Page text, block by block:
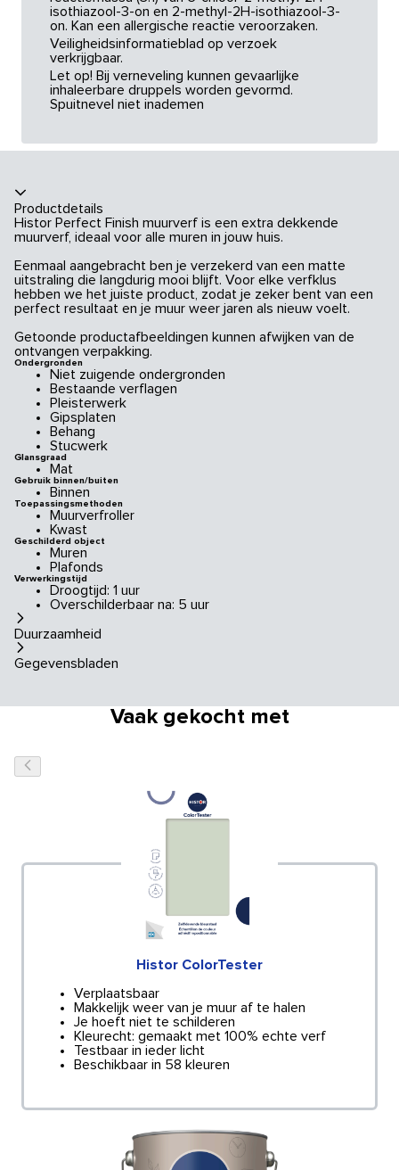
isothiazool-3-on en 2-methyl-2H-isothiazool-3-
on. Kan een allergische reactie veroorzaken.
Veiligheidsinformatieblad op verzoek
verkrijgbaar.
Let op! Bij verneveling kunnen gevaarlijke
inhaleerbare druppels worden gevormd.
Spuitnevel niet inademen
Productdetails
Histor Perfect Finish muurverf is een extra dekkende
muurverf, ideaal voor alle muren in jouw huis.
Eenmaal aangebracht ben je verzekerd van een matte
uitstraling die langdurig mooi blijft. Voor elke verfklus
hebben we het juiste product, zodat je zeker bent van een
perfect resultaat en je muur weer jaren als nieuw voelt.
Getoonde productafbeeldingen kunnen afwijken van de
ontvangen verpakking.
Ondergronden
Niet zuigende ondergronden
Bestaande verflagen
Pleisterwerk
Gipsplaten
Behang
Stucwerk
Glansgraad
Mat
Gebruik binnen/buiten
Binnen
Toepassingsmethoden
Muurverfroller
Kwast
Geschilderd object
Muren
Plafonds
Verwerkingstijd
Droogtijd: 1 uur
Overschilderbaar na: 5 uur
Duurzaamheid
Gegevensbladen
Vaak gekocht met
Histor ColorTester
Verplaatsbaar
Makkelijk weer van je muur af te halen
Je hoeft niet te schilderen
Kleurecht: gemaakt met 100% echte verf
Testbaar in ieder licht
Beschikbaar in 58 kleuren